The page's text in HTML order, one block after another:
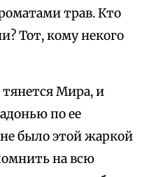
трав. Кто
Тот, кому некого
Мира, и
по ее
было этой жаркой
на всю